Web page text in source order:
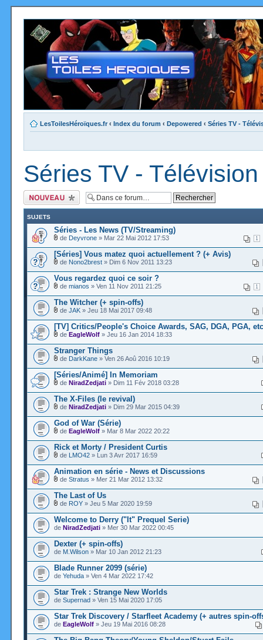
LesToilesHéroïques.fr ‹ Index du forum ‹ Depowered ‹ Séries TV -
Séries TV -
Ecrire un nouveau
sujet
SUJETS
Séries - Les News (TV/Streaming)
1
de Deyvrone » Mar 22 Mai 2012 17:53
[Séries] Vous matez quoi actuellement ? (+ Avis)
de Nono2brest » Dim 6 Nov 2011 13:23
Vous regardez quoi ce soir ?
1
de mianos » Ven 11 Nov 2011 21:25
The Witcher (+ spin-offs)
de JAK » Jeu 18 Mai 2017 09:48
[TV] Critics/People's Choice Awards, SAG, DGA, PGA,
de EagleWolf » Jeu 16 Jan 2014 18:33
Stranger Things
de DarkKane » Ven 26 Aoû 2016 10:19
[Séries/Animé] In Memoriam
de NiradZedjati » Dim 11 Fév 2018 03:28
The X-Files (le revival)
de NiradZedjati » Dim 29 Mar 2015 04:39
God of War (Série)
de EagleWolf » Mar 8 Mar 2022 20:22
Rick et Morty / President Curtis
de LMO42 » Lun 3 Avr 2017 16:59
Animation en série - News et Discussions
de Stratus » Mer 21 Mar 2012 13:32
The Last of Us
de ROY » Jeu 5 Mar 2020 19:59
Welcome to Derry ("It" Prequel Serie)
de NiradZedjati » Mer 30 Mar 2022 00:45
Dexter (+ spin-offs)
de M.Wilson » Mar 10 Jan 2012 21:23
Blade Runner 2099 (série)
de Yehuda » Ven 4 Mar 2022 17:42
Star Trek : Strange New Worlds
de Supernad » Ven 15 Mai 2020 17:05
Star Trek Discovery / Starfleet Academy (+ autres spin-
de EagleWolf » Jeu 19 Mai 2016 08:28